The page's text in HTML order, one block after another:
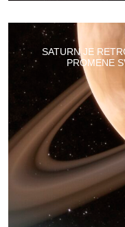
SATURN JE
PROMENE